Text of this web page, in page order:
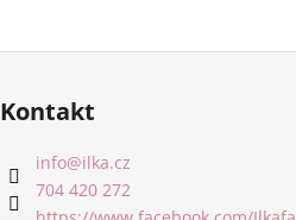
Kontakt
info@ilka.cz
704 420 272